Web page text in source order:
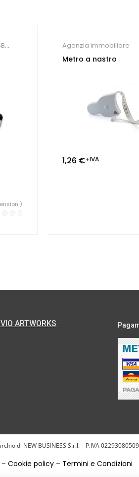
Agenzia immobiliare
Metro a nastro
1,26 €+IVA
ARTWORKS
di NEW BUSINESS S.r.l. – P.IVA 02293080509
– Cookie policy – Termini e Condizioni